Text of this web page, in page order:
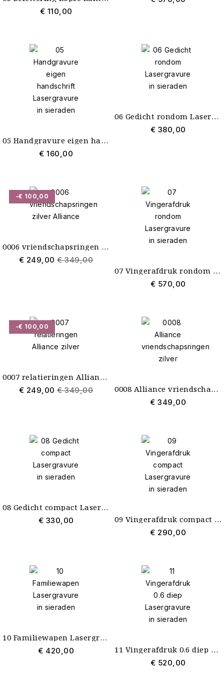
€ 110,00
05 Handgravure eigen handschrift Lasergravure in sieraden
€ 160,00
06 Gedicht rondom Lasergravure in sieraden
€ 380,00
-€ 100,00
0006 vriendschapsringen zilver Alliance
€ 249,00 € 349,00
07 Vingerafdruk rondom Lasergravure in sieraden
€ 570,00
-€ 100,00
0007 relatieringen Alliance zilver
€ 249,00 € 349,00 0008 Alliance vriendschapsringen zilver
€ 349,00
08 Gedicht compact Lasergravure in sieraden
€ 330,00 09 Vingerafdruk compact Lasergravure in sieraden
€ 290,00
10 Familiewapen Lasergravure in sieraden
€ 420,00 11 Vingerafdruk 0.6 diep Lasergravure in sieraden
€ 520,00